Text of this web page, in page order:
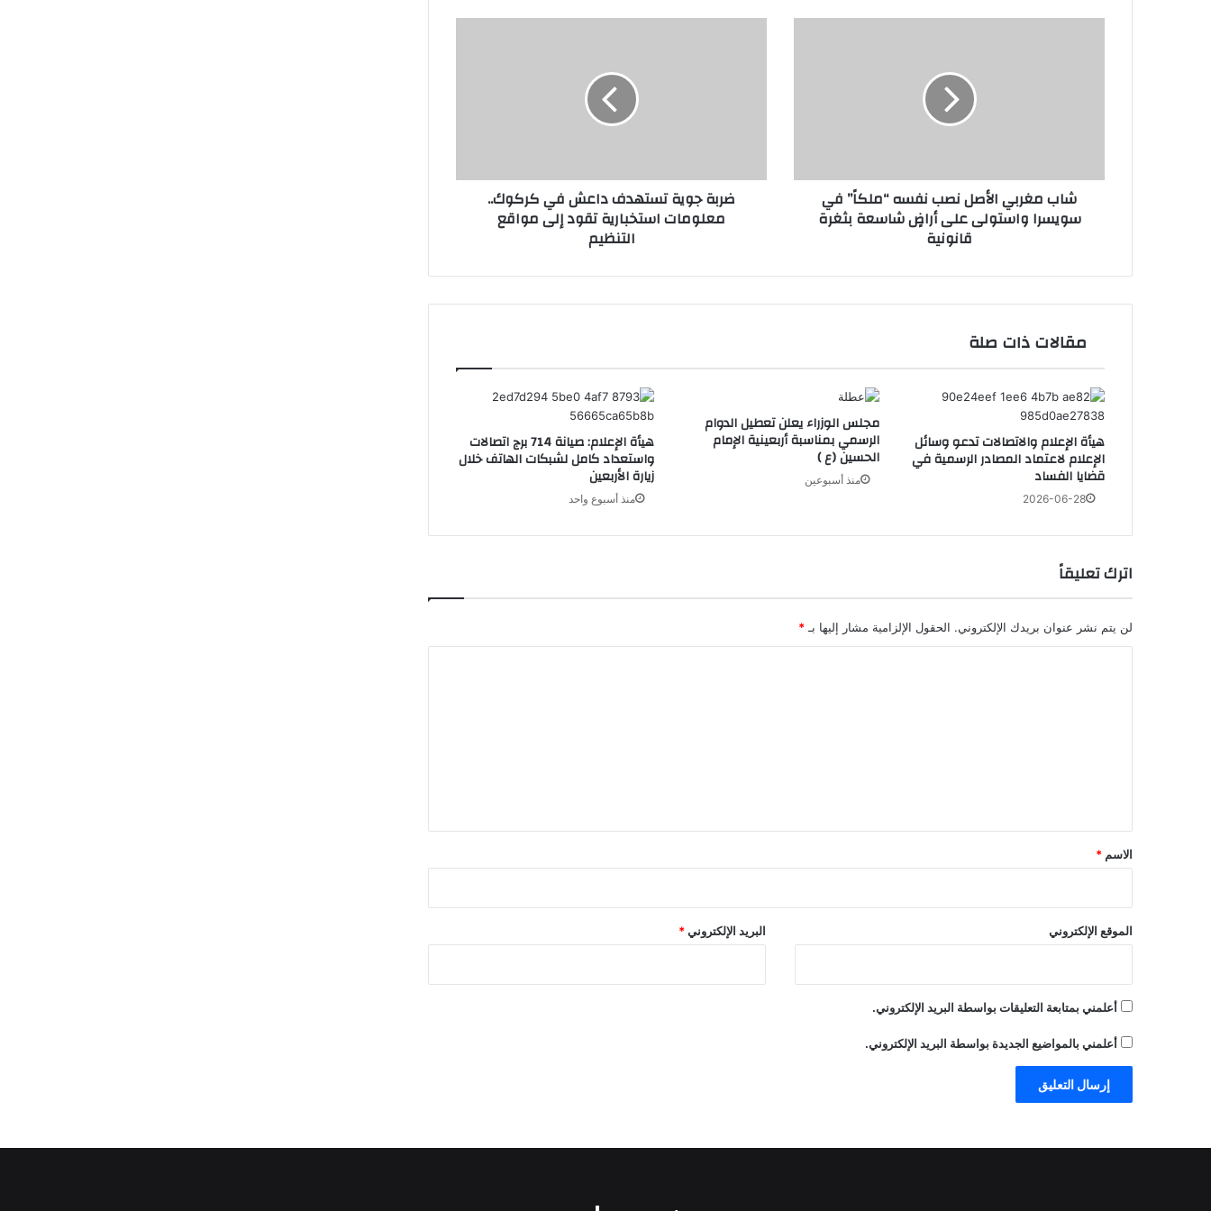
تقود
ضربة جوية تستهدف داعش في كركوك..
معلومات استخبارية تقود إلى مواقع
التنظيم
واستولى
أراضٍ
شاب مغربي الأصل نصب نفسه “ملكاً” في
سويسرا واستولى على أراضٍ شاسعة بثغرة
قانونية
مقالات ذات صلة
هيأة الإعلام: صيانة 714 برج اتصالات
واستعداد كامل لشبكات الهاتف خلال
زيارة الأربعين
منذ أسبوع واحد
مجلس الوزراء يعلن تعطيل الدوام
الرسمي بمناسبة أربعينية الإمام
الحسين (ع )
منذ أسبوعين
هيأة الإعلام والاتصالات تدعو وسائل
الإعلام لاعتماد المصادر الرسمية في
قضايا الفساد
2026-06-28
اترك تعليقاً
لن يتم نشر عنوان بريدك الإلكتروني. الحقول الإلزامية مشار إليها بـ *
*
الاسم *
البريد الإلكتروني* الموقع الإلكتروني
أعلمني بمتابعة التعليقات بواسطة البريد الإلكتروني.
أعلمني بالمواضيع الجديدة بواسطة البريد الإلكتروني.